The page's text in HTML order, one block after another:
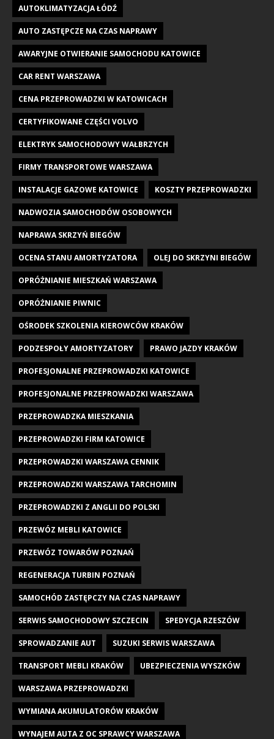
AUTOKLIMATYZACJA ŁÓDŹ
AUTO ZASTĘPCZE NA CZAS NAPRAWY
AWARYJNE OTWIERANIE SAMOCHODU KATOWICE
CAR RENT WARSZAWA
CENA PRZEPROWADZKI W KATOWICACH
CERTYFIKOWANE CZĘŚCI VOLVO
ELEKTRYK SAMOCHODOWY WAŁBRZYCH
FIRMY TRANSPORTOWE WARSZAWA
INSTALACJE GAZOWE KATOWICE KOSZTY PRZEPROWADZKI
NADWOZIA SAMOCHODÓW OSOBOWYCH
NAPRAWA SKRZYŃ BIEGÓW
OCENA STANU AMORTYZATORA OLEJ DO SKRZYNI BIEGÓW
OPRÓŻNIANIE MIESZKAŃ WARSZAWA
OPRÓŻNIANIE PIWNIC
OŚRODEK SZKOLENIA KIEROWCÓW KRAKÓW
PODZESPOŁY AMORTYZATORY PRAWO JAZDY KRAKÓW
PROFESJONALNE PRZEPROWADZKI KATOWICE
PROFESJONALNE PRZEPROWADZKI WARSZAWA
PRZEPROWADZKA MIESZKANIA
PRZEPROWADZKI FIRM KATOWICE
PRZEPROWADZKI WARSZAWA CENNIK
PRZEPROWADZKI WARSZAWA TARCHOMIN
PRZEPROWADZKI Z ANGLII DO POLSKI
PRZEWÓZ MEBLI KATOWICE
PRZEWÓZ TOWARÓW POZNAŃ
REGENERACJA TURBIN POZNAŃ
SAMOCHÓD ZASTĘPCZY NA CZAS NAPRAWY
SERWIS SAMOCHODOWY SZCZECIN SPEDYCJA RZESZÓW
SPROWADZANIE AUT SUZUKI SERWIS WARSZAWA
TRANSPORT MEBLI KRAKÓW UBEZPIECZENIA WYSZKÓW
WARSZAWA PRZEPROWADZKI
WYMIANA AKUMULATORÓW KRAKÓW
WYNAJEM AUTA Z OC SPRAWCY WARSZAWA